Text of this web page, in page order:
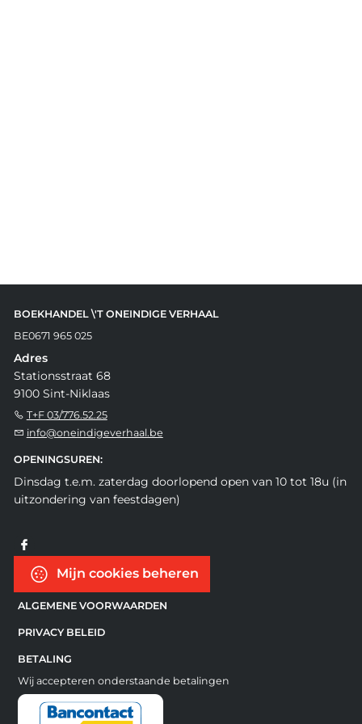
BOEKHANDEL \'T ONEINDIGE VERHAAL
BE0671 965 025
Adres
Stationsstraat 68
9100 Sint-Niklaas
T+F 03/776.52.25
info@oneindigeverhaal.be
OPENINGSUREN:
Dinsdag t.e.m. zaterdag doorlopend open van 10 tot 18u (in
uitzondering van feestdagen)
Mijn cookies beheren
ALGEMENE VOORWAARDEN
PRIVACY BELEID
BETALING
Wij accepteren onderstaande betalingen